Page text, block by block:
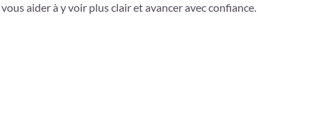
aider à y voir plus clair et avancer avec confiance.